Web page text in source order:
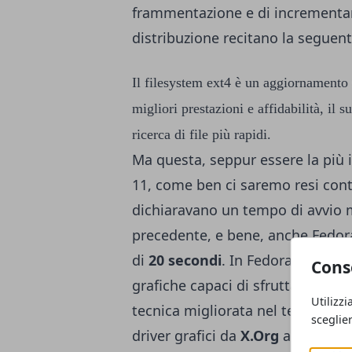
frammentazione e di
distribuzione recitano la
Il filesystem ext4 è un
migliori prestazioni e affidabilità, il
ricerca di file più rapidi.
Ma questa, seppur essere la
11, come ben ci saremo resi
dichiaravano un tempo di avvio
precedente, e bene, anche
di 20 secondi. In Fedora 11 è
grafiche capaci di sfruttare la
tecnica migliorata nel tempo,
driver grafici da X.Org al